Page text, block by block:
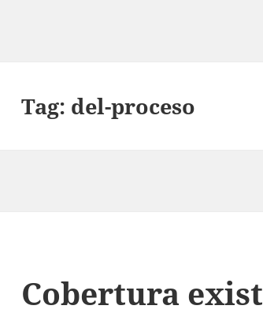
Tag: del-proceso
Cobertura